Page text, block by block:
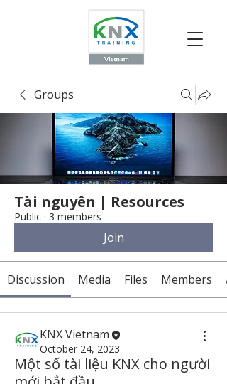
Groups
Tài nguyên | Resources
Public · 3 members
Join
Discussion Media Files Members
KNX Vietnam
October 24, 2023
Một số tài liệu KNX cho người